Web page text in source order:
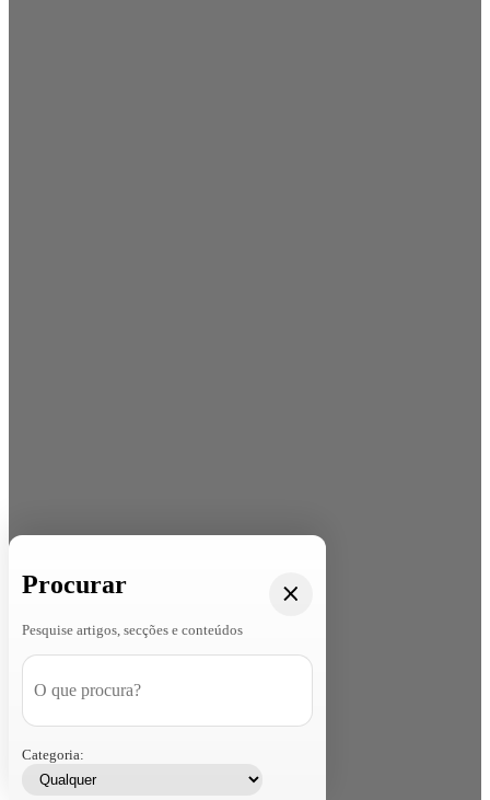
Procurar
Pesquise artigos, secções e conteúdos
Categoria: